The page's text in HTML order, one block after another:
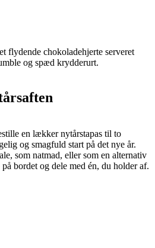
flydende chokoladehjerte serveret
og spæd krydderurt.
en lækker nytårstapas til to
og smagfuld start på det nye år.
som natmad, eller som en alternativ
bordet og dele med én, du holder af.